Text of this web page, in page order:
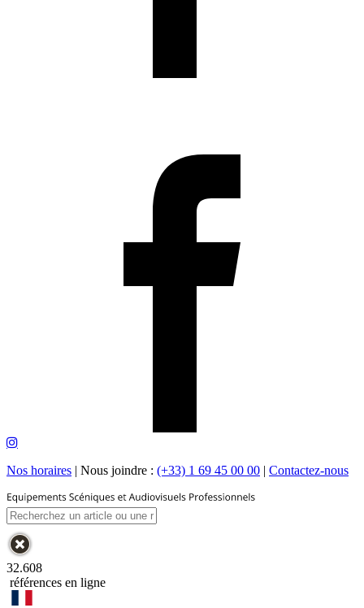
Nos horaires | Nous joindre : (+33) 1 69 45 00 00 | Contactez-nous
32.608
références en ligne